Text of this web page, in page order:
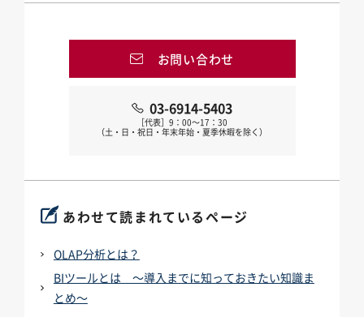
お問い合わせ
03-6914-5403
［代表］9：00～17：30
（土・日・祝日・年末年始・夏季休暇を除く）
あわせて読まれているページ
OLAP分析とは？
BIツールとは ～導入までに知っておきたい知識ま
とめ～